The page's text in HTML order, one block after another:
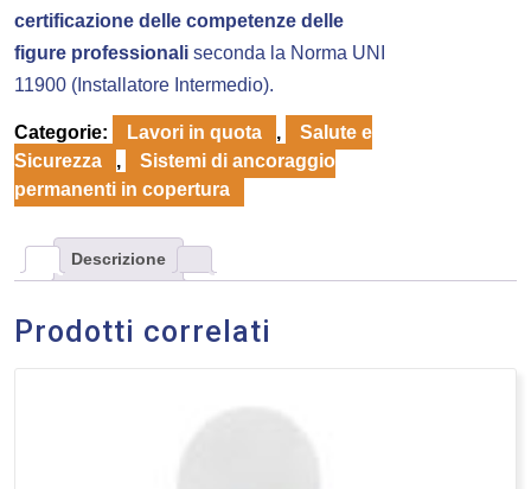
certificazione delle competenze delle
figure professionali seconda la Norma UNI
11900 (Installatore Intermedio).
Categorie: Lavori in quota ,
Salute e
Sicurezza
,
Sistemi di ancoraggio
permanenti in copertura
Descrizione
Prodotti correlati